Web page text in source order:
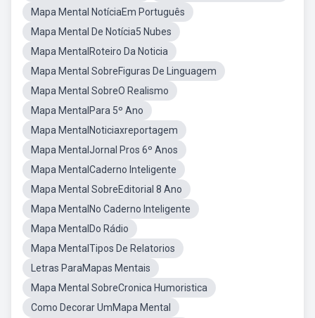
Mapa Mental NotíciaEm Português
Mapa Mental De Notícia5 Nubes
Mapa MentalRoteiro Da Noticia
Mapa Mental SobreFiguras De Linguagem
Mapa Mental SobreO Realismo
Mapa MentalPara 5º Ano
Mapa MentalNoticiaxreportagem
Mapa MentalJornal Pros 6º Anos
Mapa MentalCaderno Inteligente
Mapa Mental SobreEditorial 8 Ano
Mapa MentalNo Caderno Inteligente
Mapa MentalDo Rádio
Mapa MentalTipos De Relatorios
Letras ParaMapas Mentais
Mapa Mental SobreCronica Humoristica
Como Decorar UmMapa Mental